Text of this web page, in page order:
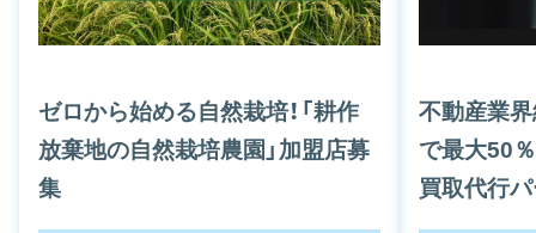
ゼロから始める自然栽培！「耕作
放棄地の自然栽培農園」加盟店募
集
不動産業界
で最大50％
買取代行